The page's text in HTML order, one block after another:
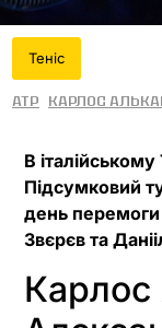
Теніс
ATP Карлос
В
Підсумковий
день перемоги
Звєрєв та
Карлос